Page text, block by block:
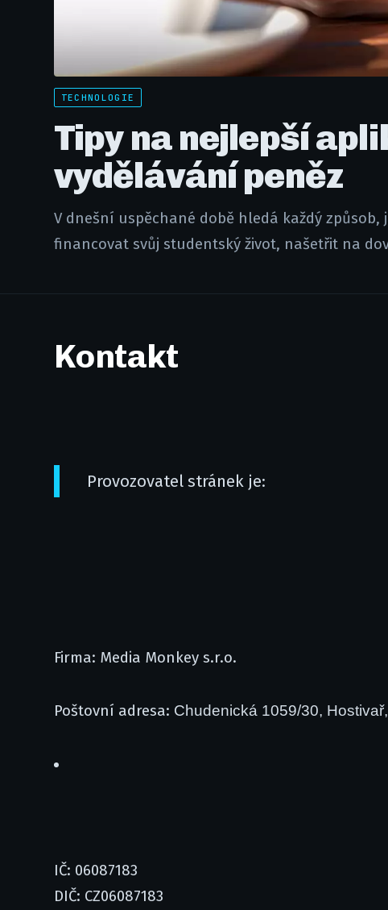
Tipy na nejlepší
vydělávání peněz
V dnešní uspěchané době hledá každý způsob,
financovat svůj studentský život, našetřit na
TECHNOLOGIE
Kontakt
Provozovatel stránek je:
Firma: Media Monkey s.r.o.
Poštovní adresa: Chudenická 1059/30,
IČ: 06087183
DIČ: CZ06087183